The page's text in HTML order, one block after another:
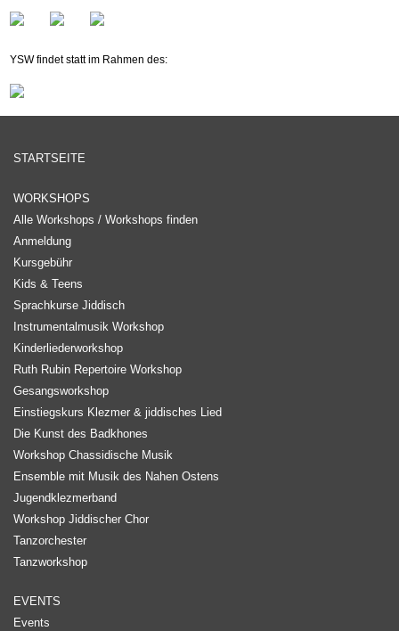
Newsletter
YSW findet statt im Rahmen des:
STARTSEITE
WORKSHOPS
Alle Workshops / Workshops finden
Anmeldung
Kursgebühr
Kids & Teens
Sprachkurse Jiddisch
Instrumentalmusik Workshop
Kinderliederworkshop
Ruth Rubin Repertoire Workshop
Gesangsworkshop
Einstiegskurs Klezmer & jiddisches Lied
Die Kunst des Badkhones
Workshop Chassidische Musik
Ensemble mit Musik des Nahen Ostens
Jugendklezmerband
Workshop Jiddischer Chor
Tanzorchester
Tanzworkshop
EVENTS
Events